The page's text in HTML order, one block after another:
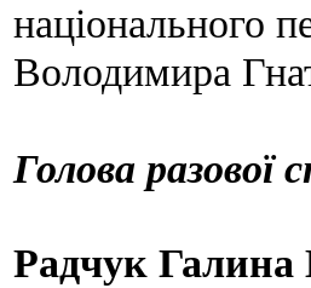
національного
Володимира
Голова разової
Радчук Галина